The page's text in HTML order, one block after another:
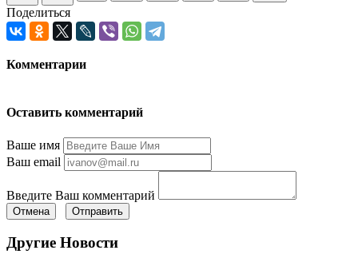
Поделиться
Комментарии
Оставить комментарий
Ваше имя
Ваш email
Введите Ваш комментарий
Отмена Отправить
Другие Новости